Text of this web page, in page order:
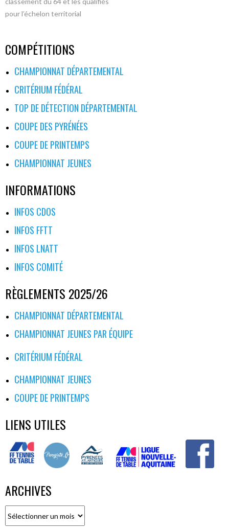
DES
ARTICLES
pour l’échelon territorial
COMPÉTITIONS
CHAMPIONNAT DÉPARTEMENTAL
CRITÉRIUM FÉDÉRAL
TOP DE DÉTECTION DÉPARTEMENTAL
COUPE DES PYRÉNÉES
COUPE DE PRINTEMPS
CHAMPIONNAT JEUNES
INFORMATIONS
INFOS CDOS
INFOS FFTT
INFOS LNATT
INFOS COMITÉ
RÈGLEMENTS 2025/26
CHAMPIONNAT DÉPARTEMENTAL
CHAMPIONNAT JEUNES PAR ÉQUIPE
CRITÉRIUM FÉDÉRAL
CHAMPIONNAT JEUNES
COUPE DE PRINTEMPS
LIENS UTILES
ARCHIVES